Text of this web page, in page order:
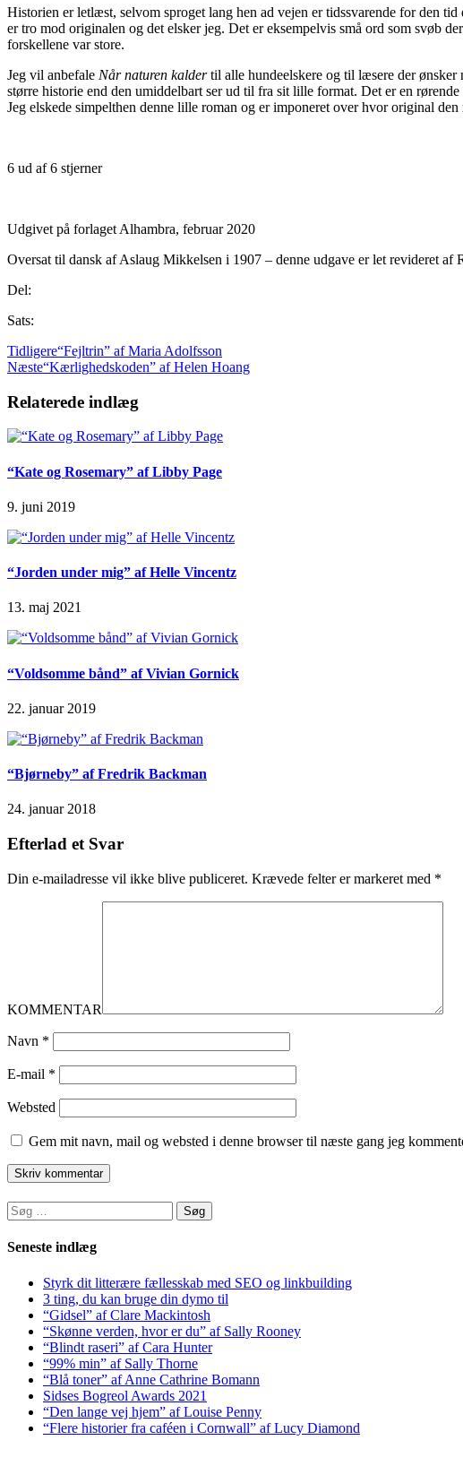
Historien er letlæst, selvom sproget lang hen ad vejen er tidssvarende for den
er tro mod originalen og det elsker jeg. Det er eksempelvis små ord som svøb
forskellene var store.
Jeg vil anbefale Når naturen kaldertil alle hundeelskere og til læsere der
større historie end den umiddelbart ser ud til fra sit lille format. Det er en
Jeg elskede simpelthen denne lille roman og er imponeret over hvor original
6 ud af 6 stjerner
Udgivet på forlaget Alhambra, februar 2020
Oversat til dansk af Aslaug Mikkelsen i 1907 – denne udgave er let revideret af
Del:
Sats:
Tidligere“Fejltrin” af Maria Adolfsson
Næste“Kærlighedskoden” af Helen Hoang
Relaterede indlæg
“Kate og Rosemary” af Libby Page
9. juni 2019
“Jorden under mig” af Helle Vincentz
13. maj 2021
“Voldsomme bånd” af Vivian Gornick
22. januar 2019
“Bjørneby” af Fredrik Backman
24. januar 2018
Efterlad et Svar
Din e-mailadresse vil ikke blive publiceret. Krævede felter er markeret med *
KOMMENTAR
Navn *
E-mail *
Websted
Gem mit navn, mail og websted i denne browser til næste gang jeg
Søg
efter:
Seneste indlæg
Styrk dit litterære fællesskab med SEO og linkbuilding
3 ting, du kan bruge din dymo til
“Gidsel” af Clare Mackintosh
“Skønne verden, hvor er du” af Sally Rooney
“Blindt raseri” af Cara Hunter
“99% min” af Sally Thorne
“Blå toner” af Anne Cathrine Bomann
Sidses Bogreol Awards 2021
“Den lange vej hjem” af Louise Penny
“Flere historier fra caféen i Cornwall” af Lucy Diamond